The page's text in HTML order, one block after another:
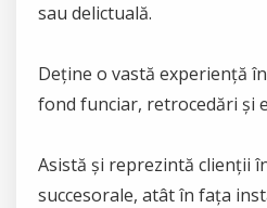
sau delictuală.
Deține o vastă experiență
fond funciar, retrocedări și
Asistă și reprezintă clienții
succesorale, atât în fața